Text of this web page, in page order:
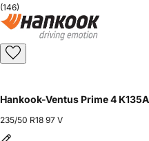
(146)
Hankook-Ventus Prime 4 K135A
235/50 R18 97 V